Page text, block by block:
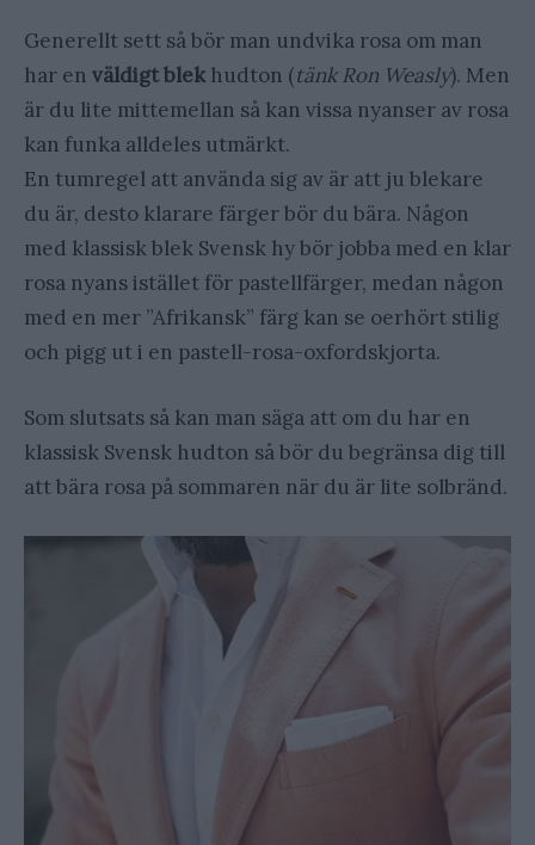
Generellt sett så bör man undvika rosa om man
har en väldigtblek hudton (tänk Ron Weasly). Men
är du lite mittemellan så kan vissa nyanser av rosa
kan funka alldeles utmärkt.
En tumregel att använda sig av är att ju blekare
du är, desto klarare färger bör du bära. Någon
med klassisk blek Svensk hy bör jobba med en klar
rosa nyans istället för pastellfärger, medan någon
med en mer ”Afrikansk” färg kan se oerhört stilig
och pigg ut i en pastell-rosa-oxfordskjorta.
Som slutsats så kan man säga att om du har en
klassisk Svensk hudton så bör du begränsa dig till
att bära rosa på sommaren när du är lite solbränd.